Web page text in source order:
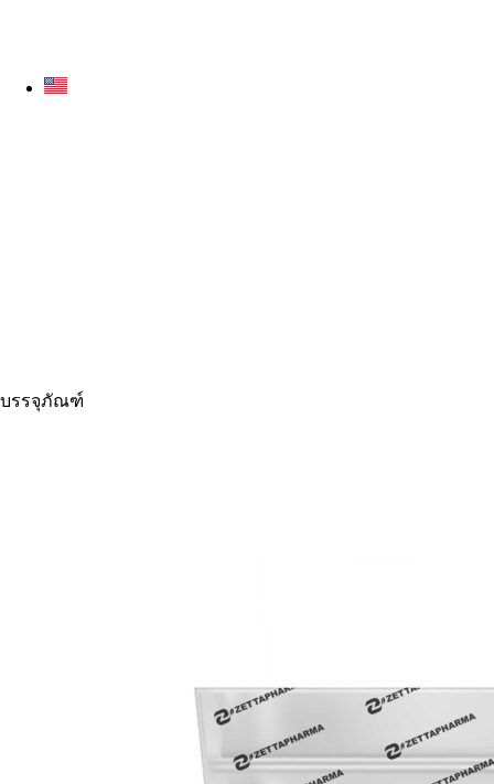
บรรจุภัณฑ์